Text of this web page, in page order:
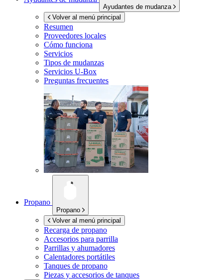
Ayudantes de mudanza
Volver al menú principal
Resumen
Proveedores locales
Cómo funciona
Servicios
Tipos de mudanzas
Servicios U-Box
Preguntas frecuentes
Propano
Propano
Volver al menú principal
Recarga de propano
Accesorios para parrilla
Parrillas y ahumadores
Calentadores portátiles
Tanques de propano
Piezas y accesorios de tanques